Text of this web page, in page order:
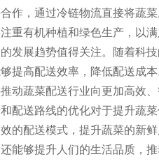
作，通过冷链物流直接将蔬
重有机种植和绿色生产，以
发展趋势值得关注。随着科
提高配送效率，降低配送成
动蔬菜配送行业向更加高效、
配送路线的优化对于提升蔬
的配送模式，提升蔬菜的新
能够提升人们的生活品质，